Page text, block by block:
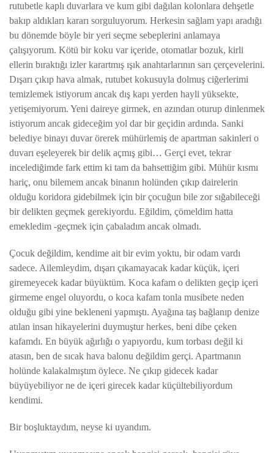
rutubetle kaplı duvarlara ve kum gibi dağılan kolonlara dehşetle
bakıp aldıkları kararı sorguluyorum. Herkesin sağlam yapı aradığı
bu dönemde böyle bir yeri seçme sebeplerini anlamaya
çalışıyorum. Kötü bir koku var içeride, otomatlar bozuk, kirli
ellerin bıraktığı izler karartmış ışık anahtarlarının sarı çerçevelerini.
Dışarı çıkıp hava almak, rutubet kokusuyla dolmuş ciğerlerimi
temizlemek istiyorum ancak dış kapı yerden hayli yüksekte,
yetişemiyorum. Yeni daireye girmek, en azından oturup dinlenmek
istiyorum ancak gideceğim yol dar bir geçidin ardında. Sanki
belediye binayı duvar örerek mühürlemiş de apartman sakinleri o
duvarı eşeleyerek bir delik açmış gibi… Gerçi evet, tekrar
incelediğimde fark ettim ki tam da bahsettiğim gibi. Mühür kısmı
hariç, onu bilemem ancak binanın holünden çıkıp dairelerin
olduğu koridora gidebilmek için bir çocuğun bile zor sığabileceği
bir delikten geçmek gerekiyordu. Eğildim, çömeldim hatta
emekledim -geçmek için çabaladım ancak olmadı.
Çocuk değildim, kendime ait bir evim yoktu, bir odam vardı
sadece. Ailemleydim, dışarı çıkamayacak kadar küçük, içeri
giremeyecek kadar büyüktüm. Koca kafam o delikten geçip içeri
girmeme engel oluyordu, o koca kafam tonla musibete neden
olduğu gibi yine bekleneni yapmıştı. Ayağına taş bağlanıp denize
atılan insan hikayelerini duymuştur herkes, beni dibe çeken
kafamdı. En büyük ağırlığı o yapıyordu, kum torbası değil ki
atasın, ben de sıcak hava balonu değildim gerçi. Apartmanın
holünde kalakalmıştım öylece. Ne çıkıp gidecek kadar
büyüyebiliyor ne de içeri girecek kadar küçültebiliyordum
kendimi.
Bir boşluktaydım, neyse ki uyandım.